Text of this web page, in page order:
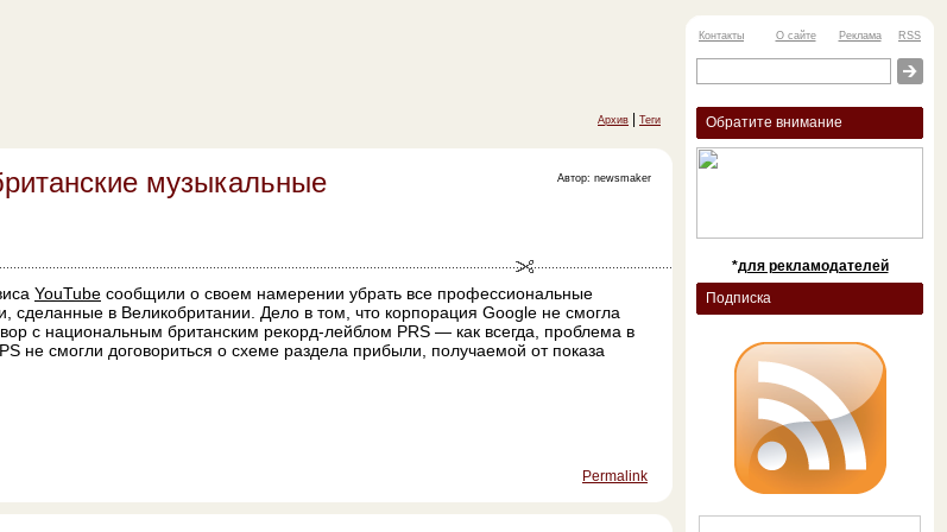
Архив Теги
музыкальные
Автор: newsmaker
YouTube сообщили о своем намерении убрать все профессиональные
сделанные в Великобритании. Дело в том, что корпорация Google не смогла
с национальным британским рекорд-лейблом PRS — как всегда, проблема в
не смогли договориться о схеме раздела прибыли, получаемой от показа
Permalink
Контакты О сайте Реклама RSS
Обратите внимание
*для рекламодателей
Подписка